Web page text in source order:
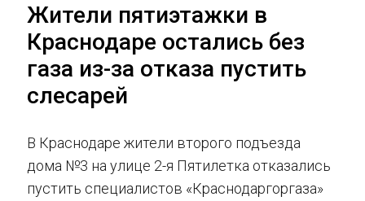
Жители пятиэтажки в
Краснодаре остались без
газа из-за отказа пустить
слесарей
В Краснодаре жители второго подъезда
дома №3 на улице 2-я Пятилетка отказались
пустить специалистов «Краснодаргоргаза»